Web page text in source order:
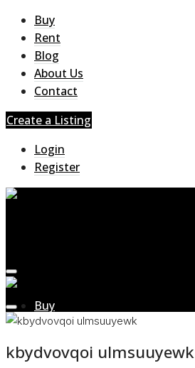
Buy
Rent
Blog
About Us
Contact
Create a Listing
Login
Register
Buy
kbydvovqoi ulmsuuyewk